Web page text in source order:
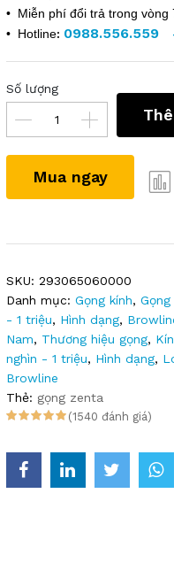
• Miễn phí đổi trả trong vòng
• Hotline: 0988.556.559
Số lượng
Mua ngay
SKU: 293065060000
Danh mục: Gọng kính,
- 1 triệu, Hình dạng,
Nam, Thương hiệu gọng,
nghìn - 1 triệu, Hình dạng,
Browline
Thẻ: gọng zenta
(1540 đánh giá)